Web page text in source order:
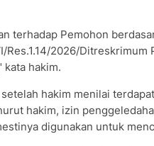
terhadap Pemohon
Res.1.14/2026/Ditreskrimum
kata hakim.
hakim menilai
hakim, izin
digunakan untuk